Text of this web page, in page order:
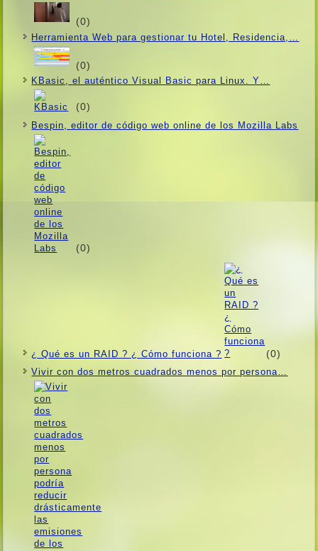
(0)
Herramienta Web para gestionar tu Hotel, Residencia,…
(0)
KBasic, el auténtico Visual Basic para Linux. Y…
(0)
Bespin, editor de código web online de los Mozilla Labs
(0)
¿ Qué es un RAID ? ¿ Cómo funciona ? (0)
Vivir con dos metros cuadrados menos por persona…